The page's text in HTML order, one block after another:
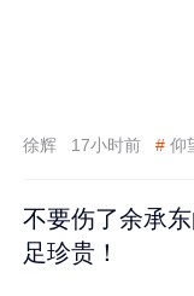
徐辉 17小时前 # 仰
不要伤了余承
足珍贵！